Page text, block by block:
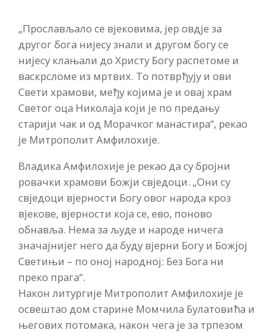
„Прослављало се вјековима, јер овдје за
другог бога нијесу знали и другом богу се
нијесу клањали до Христу Богу распетоме и
васкрсломе из мртвих. То потврђују и ови
Свети храмови, међу којима је и овај храм
Светог оца Николаја који је по предању
старији чак и од Морачког манастира“, рекао
је Митрополит Амфилохије.
Владика Амфилохије је рекао да су бројни
ровачки храмови Божји свједоци. „Они су
свједоци вјерности Богу овог народа кроз
вјекове, вјерности која се, ево, поново
обнавља. Нема за људе и народе ничега
значајнијег него да буду вјерни Богу и Божјој
Светињи – по оној народној: Без Бога ни
преко прага“.
Након литургије Митрополит Амфилохије је
освештао дом старине Момчила Булатовића и
његових потомака, након чега је за трпезом